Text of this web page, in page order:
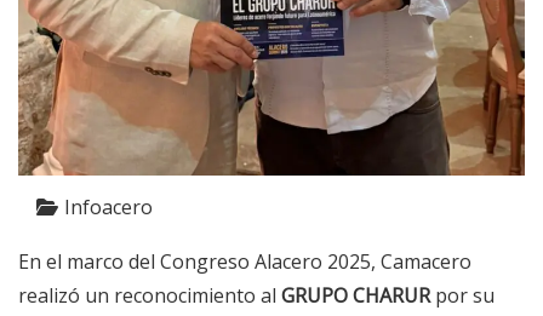
Infoacero
En el marco del Congreso Alacero 2025, Camacero
realizó un reconocimiento al GRUPO CHARURpor su